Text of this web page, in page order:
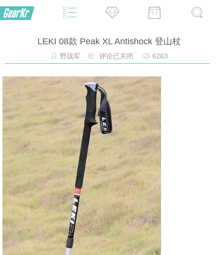
LEKI 08款 Peak XL Antishock 登山杖
野战军 评论已关闭 6263